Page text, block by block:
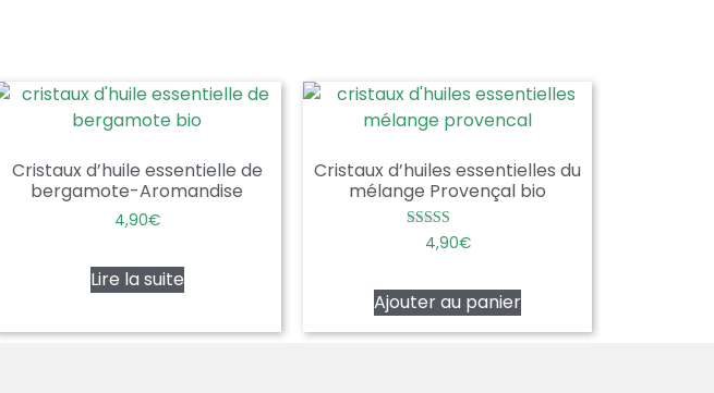
Cristaux d’huile essentielle de
bergamote-Aromandise
4,90€
Lire la suite
Cristaux d’huiles essentielles du
mélange Provençal bio
Note
5.00
4,90€
Ajouter au panier